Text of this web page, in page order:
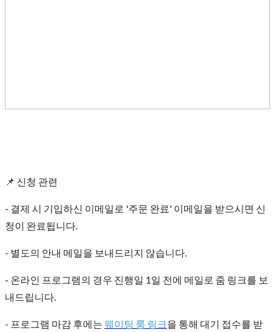
📌 신청 관련
- 결제 시 기입하신 이메일로 '주문 완료' 이메일을 받으시면 신
청이 완료됩니다.
- 별도의 안내 메일을 보내드리지 않습니다.
- 온라인 프로그램의 경우 진행일 1일 전에 메일로 줌 링크를 보
내드립니다.
- 프로그램 마감 후에는 웨이팅 룸 링크을 통해 대기 접수를 받